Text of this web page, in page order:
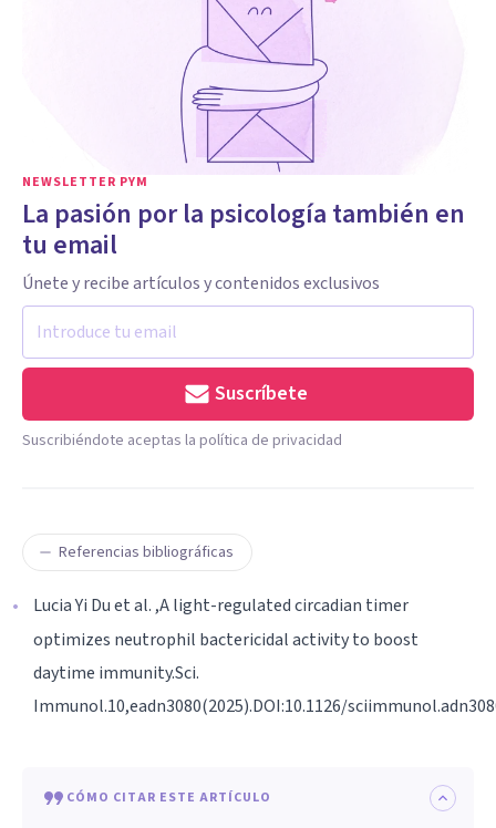
NEWSLETTER PYM
La pasión por la psicología también en
tu email
Únete y recibe artículos y contenidos exclusivos
Suscríbete
Suscribiéndote aceptas la política de privacidad
Referencias bibliográficas
Lucia Yi Du et al. ,A light-regulated circadian timer
optimizes neutrophil bactericidal activity to boost
daytime immunity.Sci.
Immunol.10,eadn3080(2025).DOI:10.1126/
CÓMO CITAR ESTE ARTÍCULO